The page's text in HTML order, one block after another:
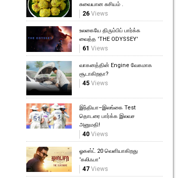
சுவையான சுசியம் .
26 Views
உலகையே திரும்பிப் பார்க்க
வைத்த 'THE ODYSSEY'
61 Views
வாகனத்தின் Engine வேகமாக
சூடாகிறதா?
45 Views
இந்தியா–இலங்கை Test
தொடரை பார்க்க இலவச
அனுமதி!
40 Views
ஓகஸ்ட் 20 வெளியாகிறது
'கலிஃபா'
47 Views